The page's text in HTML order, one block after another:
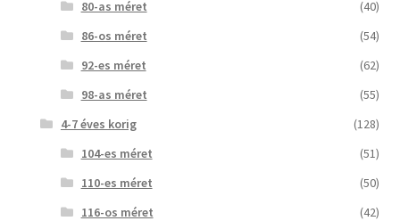
80-as méret
(40)
86-os méret
(54)
92-es méret
(62)
98-as méret
(55)
4-7 éves korig
(128)
104-es méret
(51)
110-es méret
(50)
116-os méret
(42)